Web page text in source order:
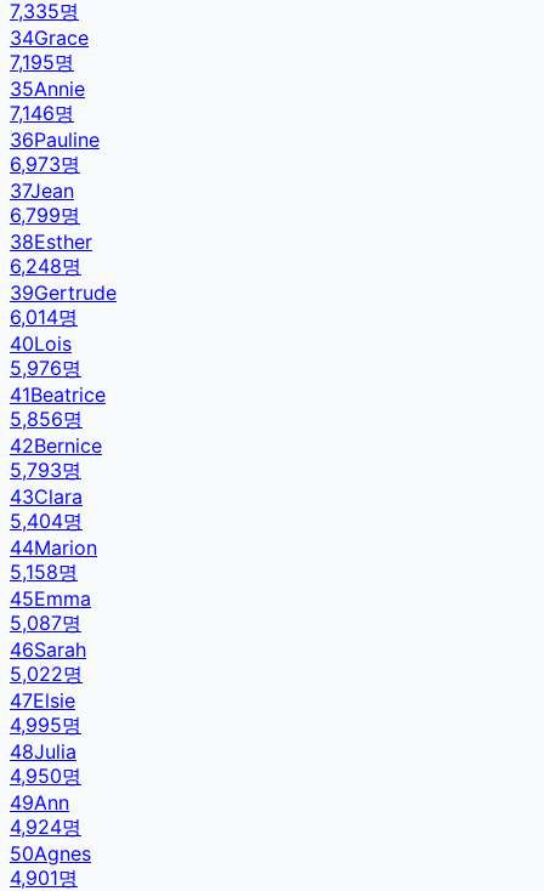
7,335명
34Grace
7,195명
35Annie
7,146명
36Pauline
6,973명
37Jean
6,799명
38Esther
6,248명
39Gertrude
6,014명
40Lois
5,976명
41Beatrice
5,856명
42Bernice
5,793명
43Clara
5,404명
44Marion
5,158명
45Emma
5,087명
46Sarah
5,022명
47Elsie
4,995명
48Julia
4,950명
49Ann
4,924명
50Agnes
4,901명